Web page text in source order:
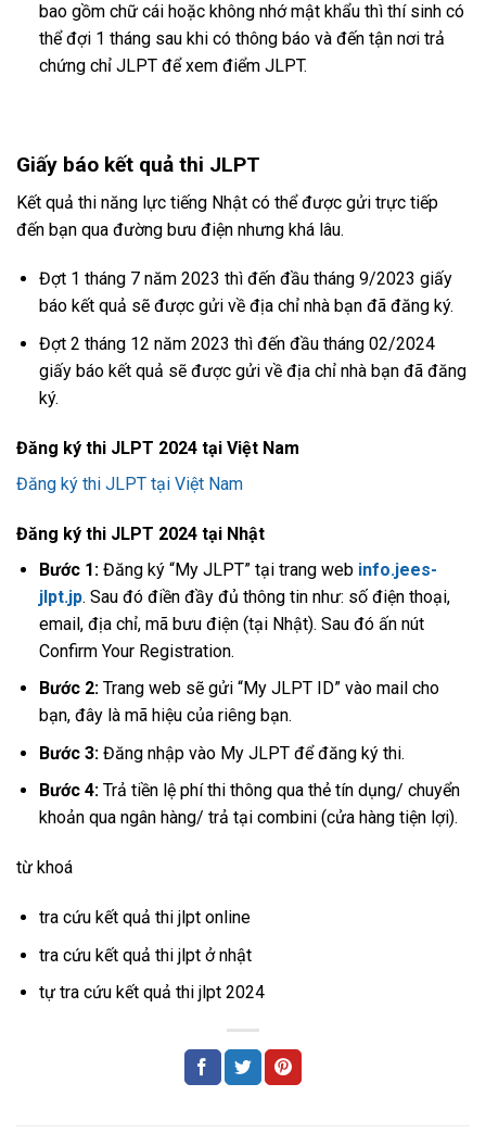
bao gồm chữ cái hoặc không nhớ mật khẩu thì thí sinh có
thể đợi 1 tháng sau khi có thông báo và đến tận nơi trả
chứng chỉ JLPT để xem điểm JLPT.
Giấy báo kết quả thi JLPT
Kết quả thi năng lực tiếng Nhật có thể được gửi trực tiếp
đến bạn qua đường bưu điện nhưng khá lâu.
Đợt 1 tháng 7 năm 2023 thì đến đầu tháng 9/2023 giấy
báo kết quả sẽ được gửi về địa chỉ nhà bạn đã đăng ký.
Đợt 2 tháng 12 năm 2023 thì đến đầu tháng 02/2024
giấy báo kết quả sẽ được gửi về địa chỉ nhà bạn đã đăng
ký.
Đăng ký thi JLPT 2024 tại Việt Nam
Đăng ký thi JLPT tại Việt Nam
Đăng ký thi JLPT 2024 tại Nhật
Bước 1:Đăng ký “My JLPT” tại trang web info.jees-
jlpt.jp. Sau đó điền đầy đủ thông tin như: số điện thoại,
email, địa chỉ, mã bưu điện (tại Nhật). Sau đó ấn nút
Confirm Your Registration.
Bước 2: Trang web sẽ gửi “My JLPT ID” vào mail cho
bạn, đây là mã hiệu của riêng bạn.
Bước 3: Đăng nhập vào My JLPT để đăng ký thi.
Bước 4:Trả tiền lệ phí thi thông qua thẻ tín dụng/ chuyển
khoản qua ngân hàng/ trả tại combini (cửa hàng tiện lợi).
từ khoá
tra cứu kết quả thi jlpt online
tra cứu kết quả thi jlpt ở nhật
tự tra cứu kết quả thi jlpt 2024